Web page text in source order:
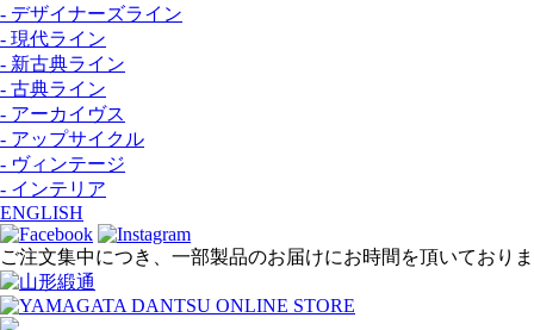
- デザイナーズライン
- 現代ライン
- 新古典ライン
- 古典ライン
- アーカイヴス
- アップサイクル
- ヴィンテージ
- インテリア
ENGLISH
ご注文集中につき、一部製品のお届けにお時間を頂いており